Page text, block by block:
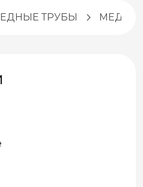
ТРУБЫ